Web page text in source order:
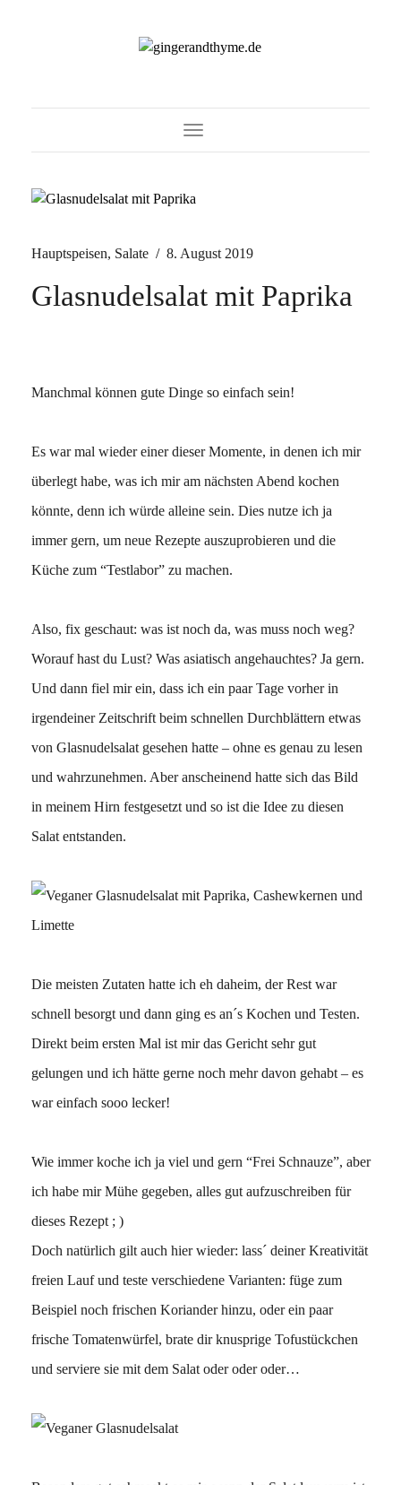
Toggle Navigation
Hauptspeisen, Salate / 8. August 2019
Glasnudelsalat mit Paprika
Manchmal können gute Dinge so einfach sein!
Es war mal wieder einer dieser Momente, in denen ich mir
überlegt habe, was ich mir am nächsten Abend kochen
könnte, denn ich würde alleine sein. Dies nutze ich ja
immer gern, um neue Rezepte auszuprobieren und die
Küche zum “Testlabor” zu machen.
Also, fix geschaut: was ist noch da, was muss noch weg?
Worauf hast du Lust? Was asiatisch angehauchtes? Ja gern.
Und dann fiel mir ein, dass ich ein paar Tage vorher in
irgendeiner Zeitschrift beim schnellen Durchblättern etwas
von Glasnudelsalat gesehen hatte – ohne es genau zu lesen
und wahrzunehmen. Aber anscheinend hatte sich das Bild
in meinem Hirn festgesetzt und so ist die Idee zu diesen
Salat entstanden.
Die meisten Zutaten hatte ich eh daheim, der Rest war
schnell besorgt und dann ging es an´s Kochen und Testen.
Direkt beim ersten Mal ist mir das Gericht sehr gut
gelungen und ich hätte gerne noch mehr davon gehabt – es
war einfach sooo lecker!
Wie immer koche ich ja viel und gern “Frei Schnauze”, aber
ich habe mir Mühe gegeben, alles gut aufzuschreiben für
dieses Rezept ; )
Doch natürlich gilt auch hier wieder: lass´ deiner Kreativität
freien Lauf und teste verschiedene Varianten: füge zum
Beispiel noch frischen Koriander hinzu, oder ein paar
frische Tomatenwürfel, brate dir knusprige Tofustückchen
und serviere sie mit dem Salat oder oder oder…